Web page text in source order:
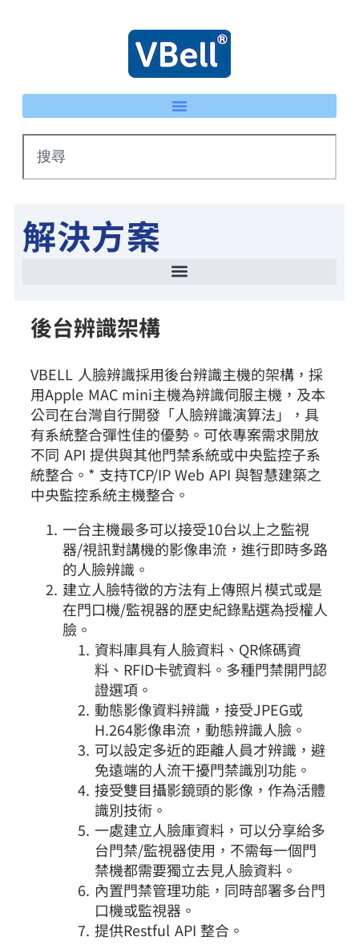
解決方案
後台辨識架構
VBELL 人臉辨識採用後台辨識主機的架構，採
用Apple MAC mini主機為辨識伺服主機，及本
公司在台灣自行開發「人臉辨識演算法」，具
有系統整合彈性佳的優勢。可依專案需求開放
不同 API 提供與其他門禁系統或中央監控子系
統整合。* 支持TCP/IP Web API 與智慧建築之
中央監控系統主機整合。
一台主機最多可以接受10台以上之監視
器/視訊對講機的影像串流，進行即時多路
的人臉辨識。
建立人臉特徵的方法有上傳照片模式或是
在門口機/監視器的歷史紀錄點選為授權人
臉。
資料庫具有人臉資料、QR條碼資
料、RFID卡號資料。多種門禁開門認
證選項。
動態影像資料辨識，接受JPEG或
H.264影像串流，動態辨識人臉。
可以設定多近的距離人員才辨識，避
免遠端的人流干擾門禁識別功能。
接受雙目攝影鏡頭的影像，作為活體
識別技術。
一處建立人臉庫資料，可以分享給多
台門禁/監視器使用，不需每一個門
禁機都需要獨立去見人臉資料。
內置門禁管理功能，同時部署多台門
口機或監視器。
提供Restful API 整合。